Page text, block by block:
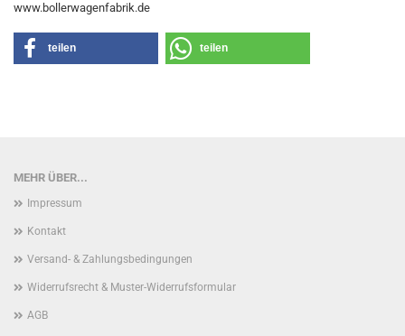
www.bollerwagenfabrik.de
teilen teilen
MEHR ÜBER...
Impressum
Kontakt
Versand- & Zahlungsbedingungen
Widerrufsrecht & Muster-Widerrufsformular
AGB